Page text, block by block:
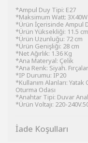
*Ampul Duy Tipi: E27
*Maksimum Watt: 3X40W
*Ürün İçerisinde Ampul
*Ürün Yüksekliği: 11.5 cm
*Ürün Uzunluğu: 72 cm
*Ürün Genişliği: 28 cm
*Net Ağırlık: 1.36 Kg
*Ana Materyal: Çelik
*Ana Renk: Siyah.
*IP Durumu: IP20
*Kullanım Alanları:
Oturma Odası
*Anahtar Tipi: Duvar
*Ürün Voltajı: 220-
İade Koşulları